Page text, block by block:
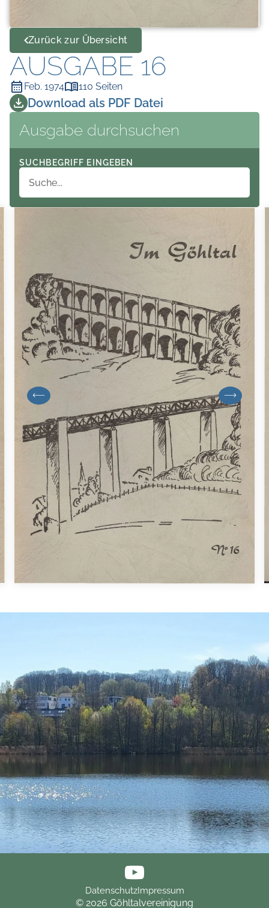
Zurück zur Übersicht
AUSGABE 16
Feb. 1974 110 Seiten
Download als PDF Datei
Ausgabe durchsuchen
SUCHBEGRIFF EINGEBEN
previous next
DatenschutzImpressum
© 2026 Göhltalvereinigung